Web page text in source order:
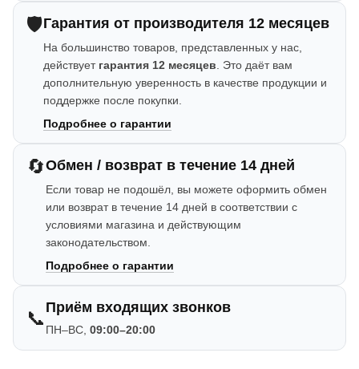
🛡️Гарантия от производителя 12 месяцев
На большинство товаров, представленных у нас,
действует гарантия 12 месяцев . Это даёт вам
дополнительную уверенность в качестве продукции и
поддержке после покупки.
Подробнее о гарантии
🔄Обмен / возврат в течение 14 дней
Если товар не подошёл, вы можете оформить обмен
или возврат в течение 14 дней в соответствии с
условиями магазина и действующим
законодательством.
Подробнее о гарантии
📞 Приём входящих звонков
ПН–ВС, 09:00–20:00